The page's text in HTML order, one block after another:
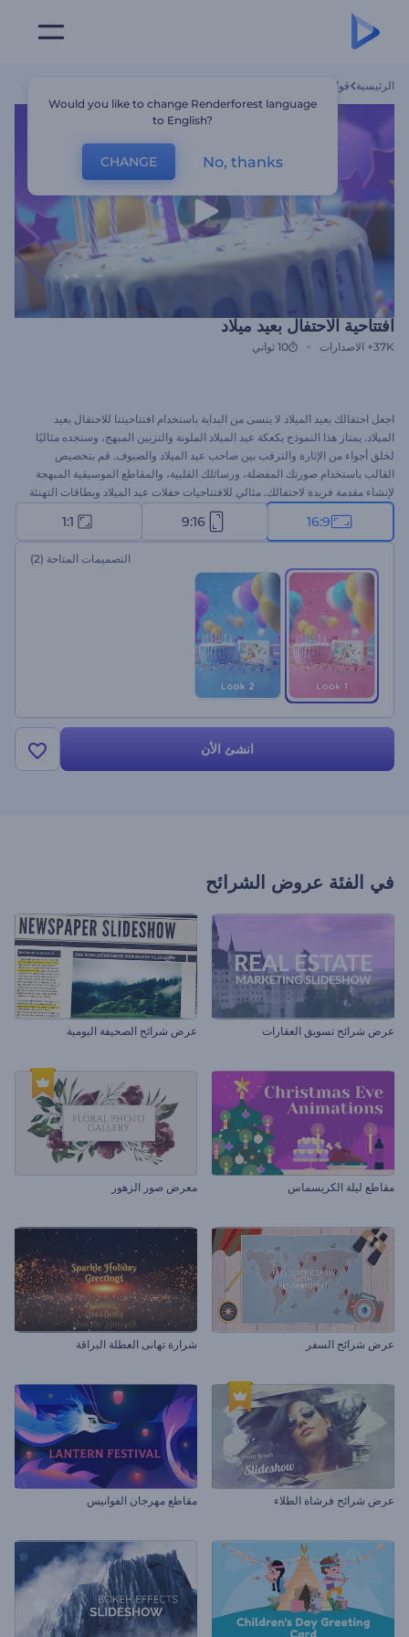
الرئيسية قوالب
افتتاحية الاحتفال بعيد ميلاد
37K+ الاصدارات 10 ثواني
اجعل احتفالك بعيد الميلاد لا ينسى من البداية باستخدام افتتاحيتنا للاحتفال بعيد
الميلاد. يمتاز هذا النموذج بكعكة عيد الميلاد الملونة والتزيين المبهج، وستجده مثاليًا
لخلق أجواء من الإثارة والترقب بين صاحب عيد الميلاد والضيوف. قم بتخصيص
القالب باستخدام صورتك المفضلة، ورسائلك القلبية، والمقاطع الموسيقية المبهجة
لإنشاء مقدمة فريدة لاحتفالك. مثالي للافتتاحيات حفلات عيد الميلاد وبطاقات التهنئة
وفيديوهات الدعوات وما إلى ذلك. جرب الآن!
16:9
9:16
1:1
التصميمات المتاحة (2)
انشئ الأن
في الفئة عروض الشرائح
عرض شرائح تسويق العقارات عرض شرائح الصحيفة اليومية
مقاطع ليلة الكريسماس معرض صور الزهور
عرض شرائح السفر شرارة تهانى العطلة البراقة
عرض شرائح فرشاة الطلاء مقاطع مهرجان الفوانيس
Would you like to change Renderforest language
to English?
CHANGE No, thanks